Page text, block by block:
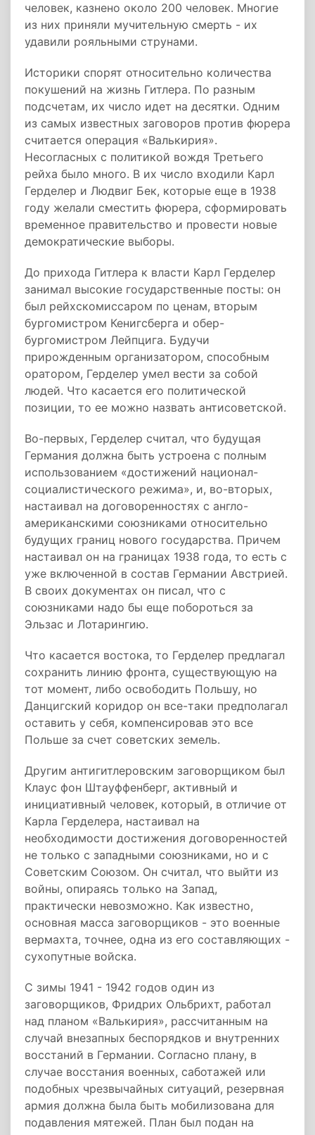
человек, казнено около 200 человек. Многие
из них приняли мучительную смерть - их
удавили рояльными струнами.
Историки спорят относительно количества
покушений на жизнь Гитлера. По разным
подсчетам, их число идет на десятки. Одним
из самых известных заговоров против фюрера
считается операция «Валькирия».
Несогласных с политикой вождя Третьего
рейха было много. В их число входили Карл
Герделер и Людвиг Бек, которые еще в 1938
году желали сместить фюрера, сформировать
временное правительство и провести новые
демократические выборы.
До прихода Гитлера к власти Карл Герделер
занимал высокие государственные посты: он
был рейхскомиссаром по ценам, вторым
бургомистром Кенигсберга и обер-
бургомистром Лейпцига. Будучи
прирожденным организатором, способным
оратором, Герделер умел вести за собой
людей. Что касается его политической
позиции, то ее можно назвать антисоветской.
Во-первых, Герделер считал, что будущая
Германия должна быть устроена с полным
использованием «достижений национал-
социалистического режима», и, во-вторых,
настаивал на договоренностях с англо-
американскими союзниками относительно
будущих границ нового государства. Причем
настаивал он на границах 1938 года, то есть с
уже включенной в состав Германии Австрией.
В своих документах он писал, что с
союзниками надо бы еще побороться за
Эльзас и Лотарингию.
Что касается востока, то Герделер предлагал
сохранить линию фронта, существующую на
тот момент, либо освободить Польшу, но
Данцигский коридор он все-таки предполагал
оставить у себя, компенсировав это все
Польше за счет советских земель.
Другим антигитлеровским заговорщиком был
Клаус фон Штауффенберг, активный и
инициативный человек, который, в отличие от
Карла Герделера, настаивал на
необходимости достижения договоренностей
не только с западными союзниками, но и с
Советским Союзом. Он считал, что выйти из
войны, опираясь только на Запад,
практически невозможно. Как известно,
основная масса заговорщиков - это военные
вермахта, точнее, одна из его составляющих -
сухопутные войска.
С зимы 1941 - 1942 годов один из
заговорщиков, Фридрих Ольбрихт, работал
над планом «Валькирия», рассчитанным на
случай внезапных беспорядков и внутренних
восстаний в Германии. Согласно плану, в
случае восстания военных, саботажей или
подобных чрезвычайных ситуаций, резервная
армия должна была быть мобилизована для
подавления мятежей. План был подан на